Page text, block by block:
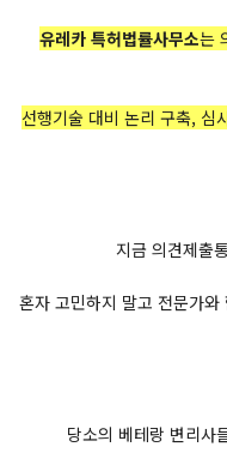
유레카 특허법률사무소는
선행기술 대비 논리 구축, 심
지금 의견제출
혼자 고민하지 말고 전문가
당소의 베테랑 변리사